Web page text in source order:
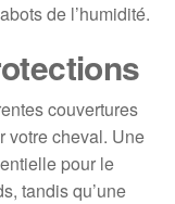
de l’humidité.
couvertures
votre cheval. Une
pour le
tandis qu’une